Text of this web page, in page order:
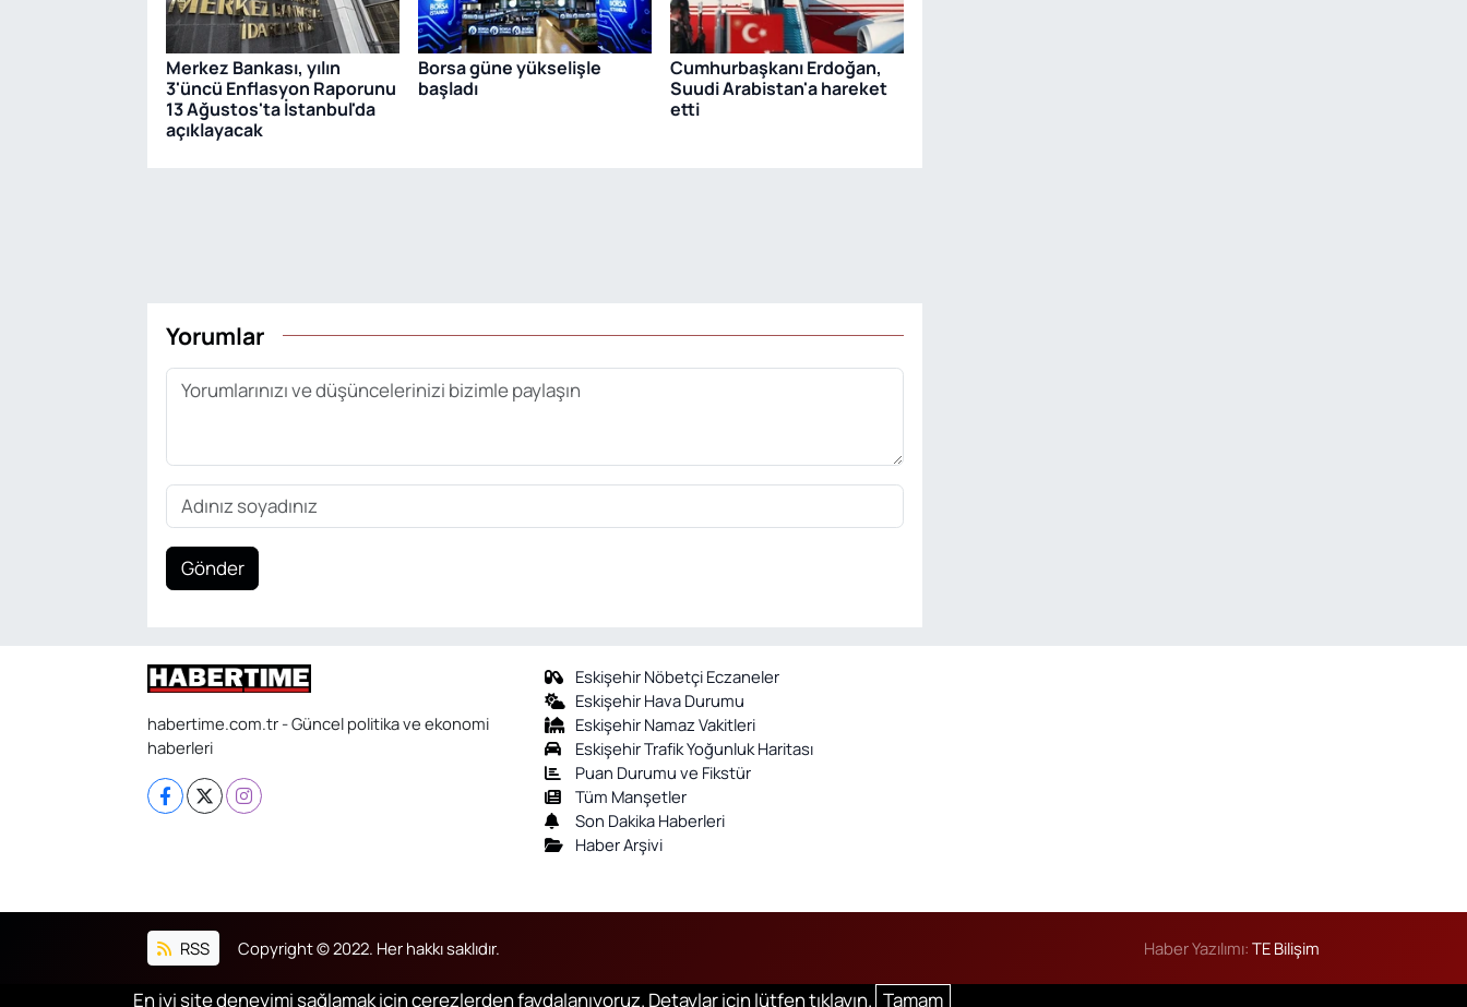
Merkez Bankası, yılın
3'üncü Enflasyon Raporunu
13 Ağustos'ta İstanbul'da
açıklayacak
Borsa güne yükselişle
başladı
Cumhurbaşkanı Erdoğan,
Suudi Arabistan'a hareket
etti
Yorumlar
Gönder
habertime.com.tr - Güncel politika ve ekonomi
haberleri
Eskişehir Nöbetçi Eczaneler
Eskişehir Hava Durumu
Eskişehir Namaz Vakitleri
Eskişehir Trafik Yoğunluk Haritası
Puan Durumu ve Fikstür
Tüm Manşetler
Son Dakika Haberleri
Haber Arşivi
RSS Copyright © 2022. Her hakkı saklıdır. Haber Yazılımı:TE Bilişim
En iyi site deneyimi sağlamak için çerezlerden faydalanıyoruz. Detaylar için lütfen tıklayın. Tamam